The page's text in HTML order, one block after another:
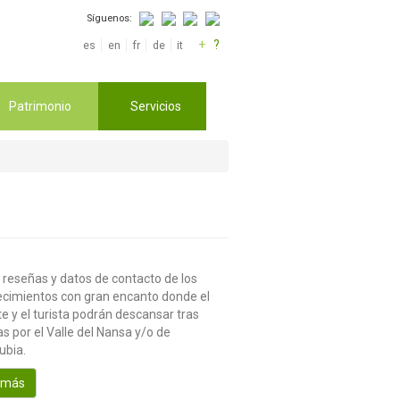
Síguenos:
es en fr de it + ?
Patrimonio Servicios
reseñas y datos de contacto de los
con gran encanto donde el
y el turista podrán descansar tras
por el Valle del Nansa y/o de